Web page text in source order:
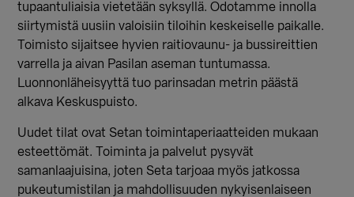
tupaantuliaisia vietetään syksyllä. Odotamme innolla
siirtymistä uusiin valoisiin tiloihin keskeiselle paikalle.
Toimisto sijaitsee hyvien raitiovaunu- ja bussireittien
varrella ja aivan Pasilan aseman tuntumassa.
Luonnonläheisyyttä tuo parinsadan metrin päästä
alkava Keskuspuisto.
Uudet tilat ovat Setan toimintaperiaatteiden mukaan
esteettömät. Toiminta ja palvelut pysyvät
samanlaajuisina, joten Seta tarjoaa myös jatkossa
pukeutumistilan ja mahdollisuuden nykyisenlaiseen